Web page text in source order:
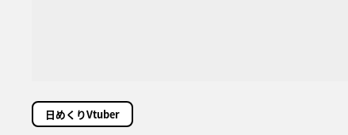
日めくりVtuber